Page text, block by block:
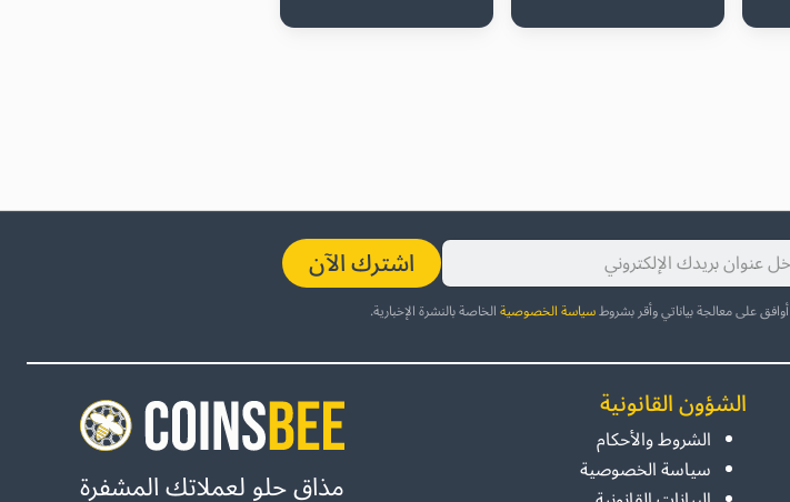
اشترك الآن
أوافق على معالجة بياناتي وأقر بشروطسياسة الخصوصيةالخاصة بالنشرة الإخبارية.
الشؤون القانونية
الشروط والأحكام
سياسة الخصوصية مذاق حلو لعملاتك المشفرة